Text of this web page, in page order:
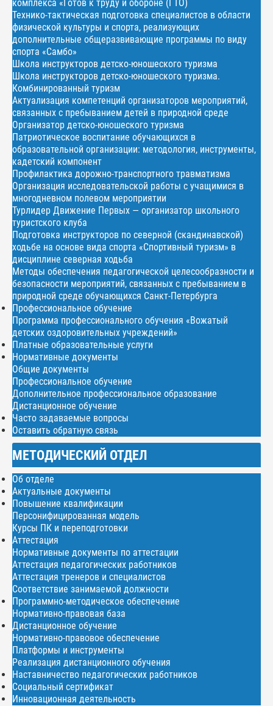
комплекса «Готов к труду и обороне (ГТО)
Технико-тактическая подготовка специалистов в области
физической культуры и спорта, реализующих
дополнительные общеразвивающие программы по виду
спорта «Самбо»
Школа инструкторов детско-юношеского туризма
Школа инструкторов детско-юношеского туризма.
Комбинированный туризм
Актуализация компетенций организаторов мероприятий,
связанных с пребыванием детей в природной среде
Организатор детско-юношеского туризма
Патриотическое воспитание обучающихся в
образовательной организации: методология, инструменты,
кадетский компонент
Профилактика дорожно-транспортного травматизма
Организация исследовательской работы с учащимися в
многодневном полевом мероприятии
Турлидер Движение Первых — организатор школьного
туристского клуба
Подготовка инструкторов по северной (скандинавской)
ходьбе на основе вида спорта «Спортивный туризм» в
дисциплине северная ходьба
Методы обеспечения педагогической целесообразности и
безопасности мероприятий, связанных с пребыванием в
природной среде обучающихся Санкт-Петербурга
Профессиональное обучение
Программа профессионального обучения «Вожатый
детских оздоровительных учреждений»
Платные образовательные услуги
Нормативные документы
Общие документы
Профессиональное обучение
Дополнительное профессиональное образование
Дистанционное обучение
Часто задаваемые вопросы
Оставить обратную связь
МЕТОДИЧЕСКИЙ ОТДЕЛ
Об отделе
Актуальные документы
Повышение квалификации
Персонифицированная модель
Курсы ПК и переподготовки
Аттестация
Нормативные документы по аттестации
Аттестация педагогических работников
Аттестация тренеров и специалистов
Соответствие занимаемой должности
Программно-методическое обеспечение
Нормативно-правовая база
Дистанционное обучение
Нормативно-правовое обеспечение
Платформы и инструменты
Реализация дистанционного обучения
Наставничество педагогических работников
Социальный сертификат
Инновационная деятельность